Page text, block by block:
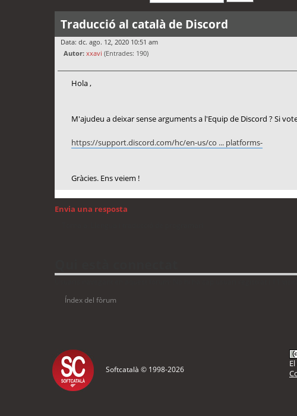
Traducció al català de Discord
Data: dc. ago. 12, 2020 10:51 am
Autor: xxavi (Entrades: 190)
Hola ,
M'ajudeu a deixar sense arguments a l'Equip de Discord ? Si
https://support.discord.com/hc/en-us/co ... platforms-
Gràcies. Ens veiem !
Envia una resposta
Índex del fòrum
Softcatalà © 1998-2026